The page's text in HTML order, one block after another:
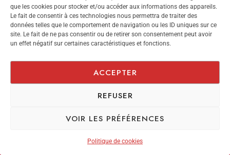
que les cookies pour stocker et/ou accéder aux informations des appareils.
Le fait de consentir à ces technologies nous permettra de traiter des
données telles que le comportement de navigation ou les ID uniques sur ce
site. Le fait de ne pas consentir ou de retirer son consentement peut avoir
un effet négatif sur certaines caractéristiques et fonctions.
ACCEPTER
REFUSER
VOIR LES PRÉFÉRENCES
Politique de cookies
Votre présence ne se construit
pas.
Elle se révèle.